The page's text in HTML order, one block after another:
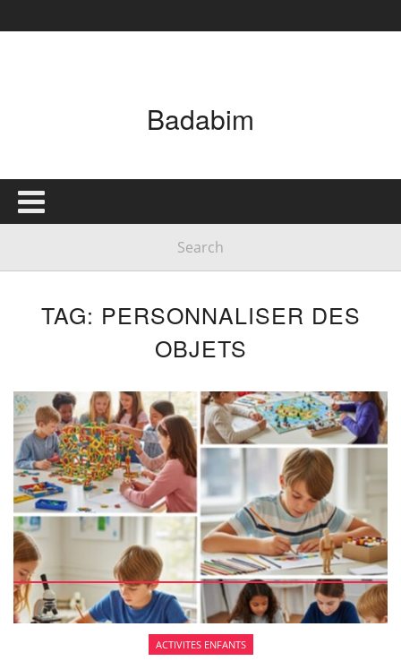
Badabim
TAG: PERSONNALISER DES
OBJETS
ACTIVITES ENFANTS